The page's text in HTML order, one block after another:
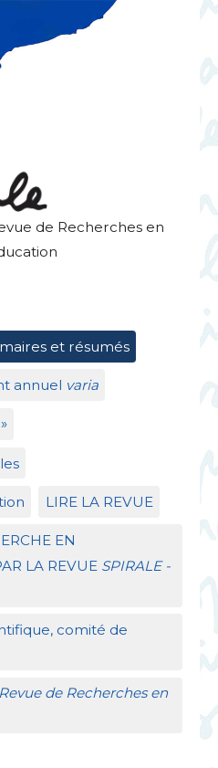
de Recherches en
et résumés
annuel varia
»
LIRE LA REVUE
EN
LA REVUE SPIRALE-
comité de
de Recherches en